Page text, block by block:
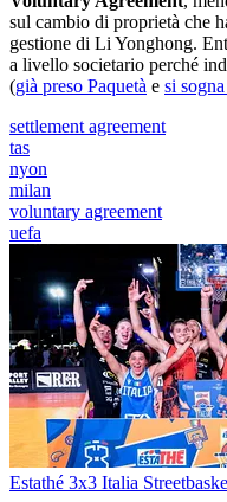
sul cambio di proprietà che
gestione di Li Yonghong.
a livello societario perché
(già preso Paquetà e si
settlement agreement
tas
nyon
milan
voluntary agreement
uefa
Estathé 3x3 Italia